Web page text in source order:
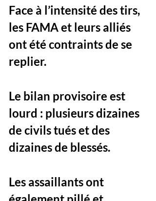
Face à l’intensité des tirs,
les FAMA et leurs alliés
ont été contraints de se
replier.
Le bilan provisoire est
lourd : plusieurs dizaines
de civils tués et des
dizaines de blessés.
Les assaillants ont